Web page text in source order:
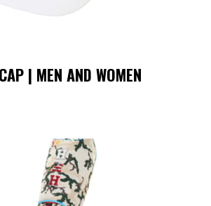
| MEN AND WOMEN